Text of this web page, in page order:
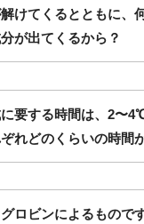
けてくるとともに、
が出てくるから？
要する時間は、2〜
れどのくらいの時間
ロビンによるもので